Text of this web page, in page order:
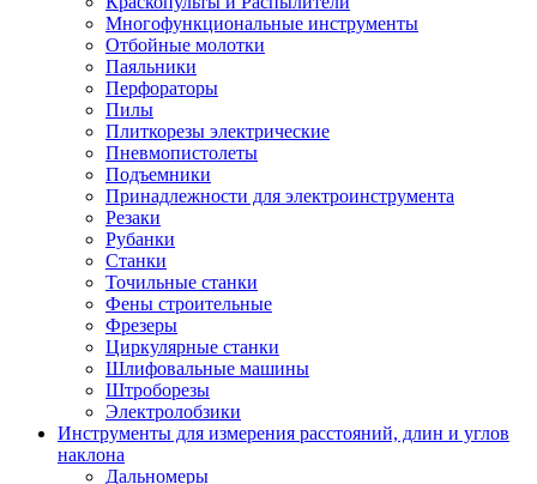
Многофункциональные инструменты
Отбойные молотки
Паяльники
Перфораторы
Пилы
Плиткорезы электрические
Пневмопистолеты
Подъемники
Принадлежности для электроинструмента
Резаки
Рубанки
Станки
Точильные станки
Фены строительные
Фрезеры
Циркулярные станки
Шлифовальные машины
Штроборезы
Электролобзики
Инструменты для измерения расстояний, длин и углов
наклона
Дальномеры